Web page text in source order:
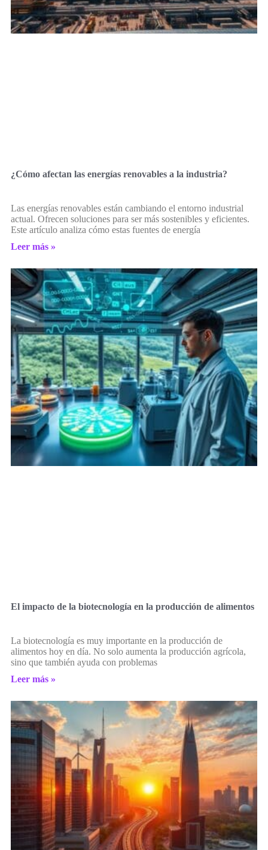
¿Cómo afectan las energías renovables a la industria?
Las energías renovables están cambiando el entorno industrial
actual. Ofrecen soluciones para ser más sostenibles y eficientes.
Este artículo analiza cómo estas fuentes de energía
Leer más »
El impacto de la biotecnología en la producción de alimentos
La biotecnología es muy importante en la producción de
alimentos hoy en día. No solo aumenta la producción agrícola,
sino que también ayuda con problemas
Leer más »